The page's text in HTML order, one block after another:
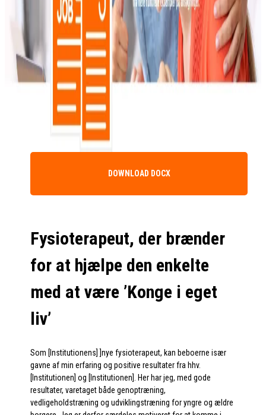
DOWNLOAD DOCX
Fysioterapeut, der brænder
for at hjælpe den enkelte
med at være ’Konge i eget
liv’
Som [Institutionens] ]nye fysioterapeut, kan beboerne især
gavne af min erfaring og positive resultater fra hhv.
[Institutionen] og [Institutionen]. Her har jeg, med gode
resultater, varetaget både genoptræning,
vedligeholdstræning og udviklingstræning for yngre og ældre